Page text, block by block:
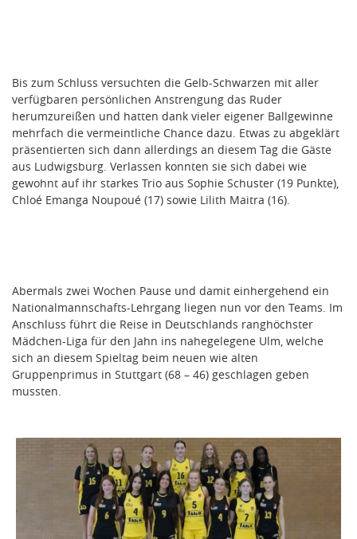
Bis zum Schluss versuchten die Gelb-Schwarzen mit aller
verfügbaren persönlichen Anstrengung das Ruder
herumzureißen und hatten dank vieler eigener Ballgewinne
mehrfach die vermeintliche Chance dazu. Etwas zu abgeklärt
präsentierten sich dann allerdings an diesem Tag die Gäste
aus Ludwigsburg. Verlassen konnten sie sich dabei wie
gewohnt auf ihr starkes Trio aus Sophie Schuster (19 Punkte),
Chloé Emanga Noupoué (17) sowie Lilith Maitra (16).
Abermals zwei Wochen Pause und damit einhergehend ein
Nationalmannschafts-Lehrgang liegen nun vor den Teams. Im
Anschluss führt die Reise in Deutschlands ranghöchster
Mädchen-Liga für den Jahn ins nahegelegene Ulm, welche
sich an diesem Spieltag beim neuen wie alten
Gruppenprimus in Stuttgart (68 – 46) geschlagen geben
mussten.